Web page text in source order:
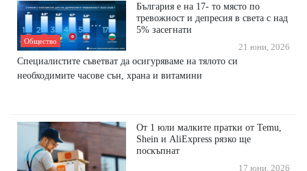
Общество
България е на 17- то място по
тревожност и депресия в света с над
5% засегнати
21 юни, 2026
Специалистите съветват да осигуряваме на тялото си
необходимите часове сън, храна и витамини
От 1 юли малките пратки от Temu,
Shein и AliExpress рязко ще
поскъпнат
17 юни, 2026